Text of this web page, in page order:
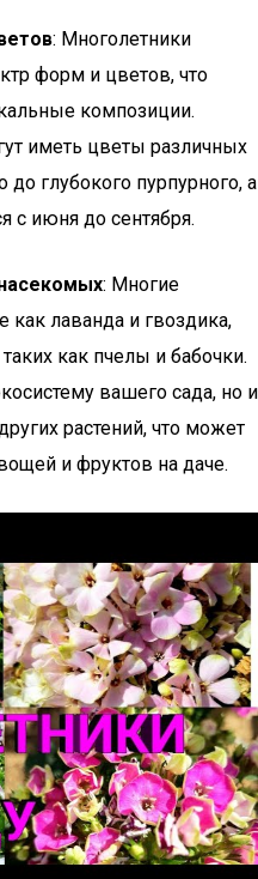
: Многолетники
форм и цветов, что
композиции.
иметь цветы различных
до глубокого пурпурного, а
с июня до сентября.
: Многие
как лаванда и гвоздика,
как пчелы и бабочки.
вашего сада, но и
растений, что может
и фруктов на даче.